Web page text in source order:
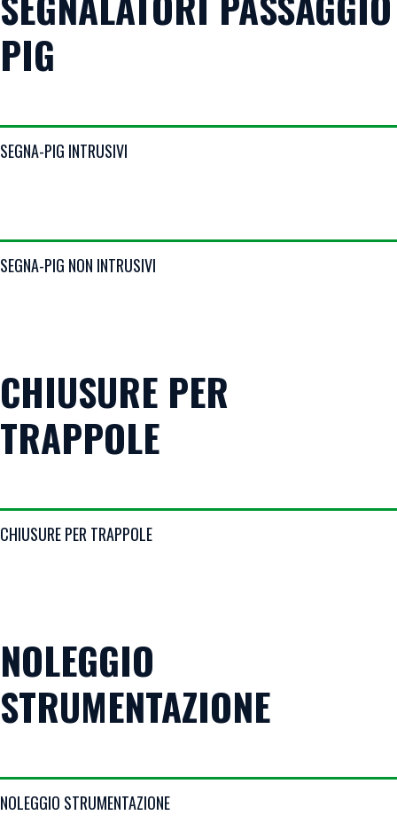
PIG
VIEW DETAILS
SEGNA-PIG INTRUSIVI
VIEW DETAILS
SEGNA-PIG NON INTRUSIVI
CHIUSURE PER
TRAPPOLE
VIEW DETAILS
CHIUSURE PER TRAPPOLE
NOLEGGIO
STRUMENTAZIONE
VIEW DETAILS
NOLEGGIO STRUMENTAZIONE